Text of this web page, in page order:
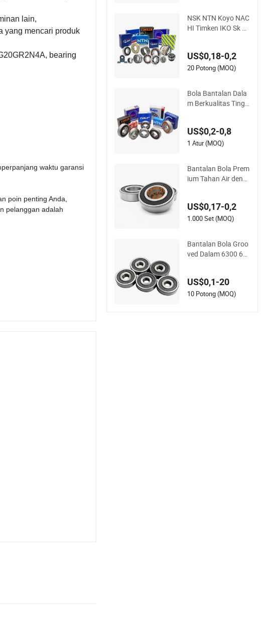
lain,
yang mencari produk
bearing
waktu garansi
poin penting Anda,
pelanggan adalah
NSK NTN Koyo NAC
HI Timken IKO Sk F
US$0,18-0,2
20 Potong (MOQ)
Bola Bantalan Dala
m Berkualitas Tingg
1 6202 6203 6204 6
205 Zz 2RS C3 untu
an
US$0,2-0,8
1 Atur (MOQ)
Bantalan Bola Prem
ium Tahan Air deng
h Rodamiento 6004
-2RS
US$0,17-0,2
1.000 Set (MOQ)
Bantalan Bola Groo
ved Dalam 6300 63
08 6309 6310 6311
6312
US$0,1-20
10 Potong (MOQ)